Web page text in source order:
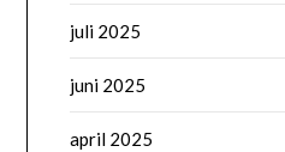
juli 2025
juni 2025
april 2025